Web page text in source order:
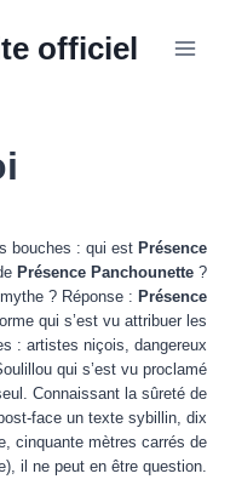
officiel
bouches : qui est Présence
Présence Panchounette ?
? Réponse : Présence
qui s’est vu attribuer les
: artistes niçois, dangereux
qui s’est vu proclamé
Connaissant la sûreté de
face un texte sybillin, dix
cinquante mètres carrés de
il ne peut en être question.